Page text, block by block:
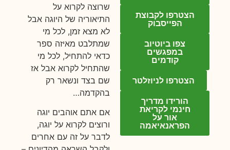
שרוצה לקרוא על
התיאוריה של היוגה אבל
לא מצא זמן, לכל מי
שמתלבט מאיזה ספר
כדאי להתחיל, לכל מי
שהתחיל לקרוא אבל אז
שם בצד ונשאר רק
בהקדמה…
אם אתם אוהבים יוגה
ורוצים לקרוא על יוגה,
לדבר על זה עם אחרים
הצטרפו לקבוצת
הפייסבוק
צפו ביוטיוב
במפגשים
קודמים
הצטרפו לניוזלטר
הורידו מדריך
חינמי לקריאת
אור על
הפראנאיאמה